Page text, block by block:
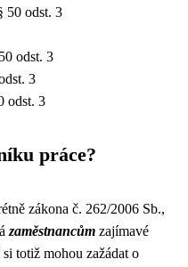
50 odst. 3
odst. 3
3
odst. 3
práce?
zákona č. 262/2006 Sb.,
zaměstnancům zajímavé
totiž mohou zažádat o